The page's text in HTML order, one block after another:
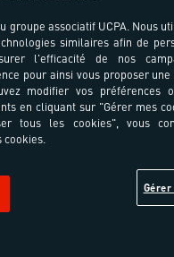
à partir
7
groupe associatif UCPA. Nous
similaires afin de
l'efficacité de nos
pour ainsi vous proposer
modifier vos préférences
en cliquant sur "Gérer mes
tous les cookies", vous
cookies.